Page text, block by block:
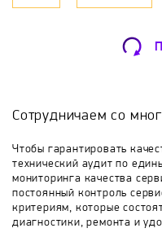
Мы подходим
марок у нас есть
Наши клиенты могут
доставкой
это сэкономит ваше
полной безопасности
мастерскую. Размещая
выбираете качество!
Espada
Mustek
Сотрудничаем со
Чтобы гарантировать
технический аудит по
мониторинга качества
постоянный контроль
критериям, которые
диагностики, ремонта и